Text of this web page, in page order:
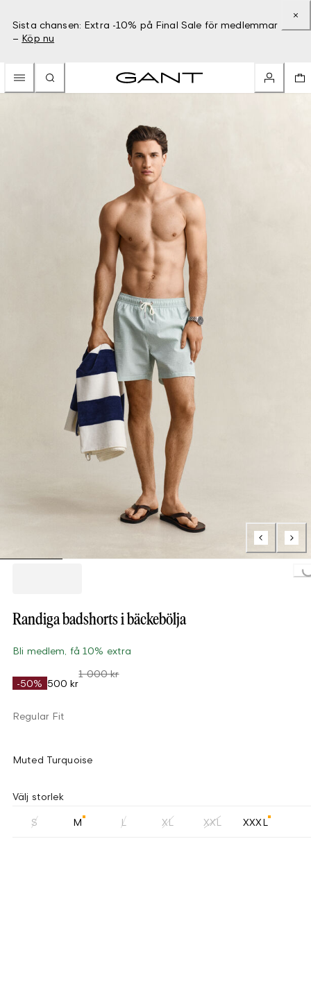
Sista chansen: Extra -10% på Final Sale för medlemmar
– Köp nu
Loading...
Randiga badshorts i bäckebölja
Bli medlem, få 10% extra
-50% 500 kr
1 000 kr
Regular Fit
Muted Turquoise
Välj storlek
S M L XL XXL XXXL